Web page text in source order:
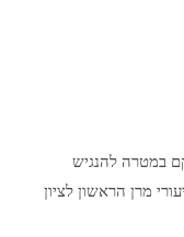
במטרה להנגיש
מרן הראשון לציון